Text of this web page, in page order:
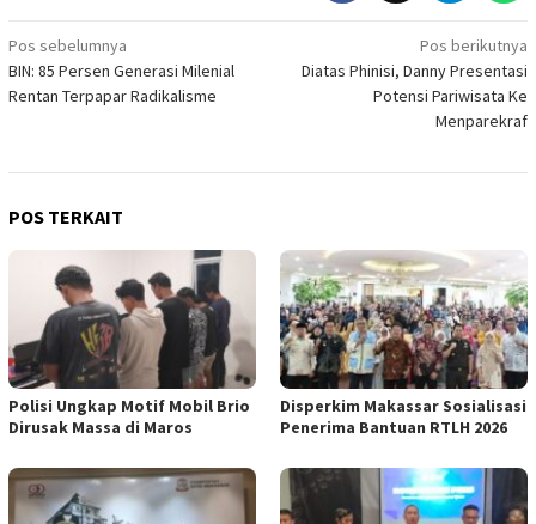
Navigasi
pos
Pos sebelumnya
BIN: 85 Persen Generasi Milenial
Rentan Terpapar Radikalisme
Pos berikutnya
Diatas Phinisi, Danny Presentasi
Potensi Pariwisata Ke
Menparekraf
POS TERKAIT
Polisi Ungkap Motif Mobil Brio
Dirusak Massa di Maros
Disperkim Makassar Sosialisasi
Penerima Bantuan RTLH 2026